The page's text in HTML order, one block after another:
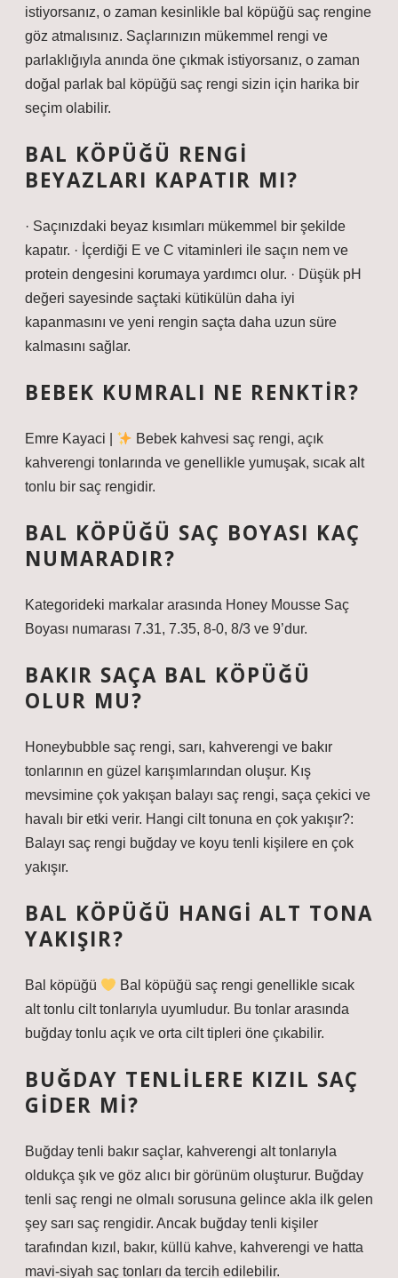
istiyorsanız, o zaman kesinlikle bal köpüğü saç rengine
göz atmalısınız. Saçlarınızın mükemmel rengi ve
parlaklığıyla anında öne çıkmak istiyorsanız, o zaman
doğal parlak bal köpüğü saç rengi sizin için harika bir
seçim olabilir.
BAL KÖPÜĞÜ RENGI
BEYAZLARI KAPATIR MI?
· Saçınızdaki beyaz kısımları mükemmel bir şekilde
kapatır. · İçerdiği E ve C vitaminleri ile saçın nem ve
protein dengesini korumaya yardımcı olur. · Düşük pH
değeri sayesinde saçtaki kütikülün daha iyi
kapanmasını ve yeni rengin saçta daha uzun süre
kalmasını sağlar.
BEBEK KUMRALI NE RENKTIR?
Emre Kayaci |
Bebek kahvesi saç rengi, açık
kahverengi tonlarında ve genellikle yumuşak, sıcak alt
tonlu bir saç rengidir.
BAL KÖPÜĞÜ SAÇ BOYASI KAÇ
NUMARADIR?
Kategorideki markalar arasında Honey Mousse Saç
Boyası numarası 7.31, 7.35, 8-0, 8/3 ve 9’dur.
BAKIR SAÇA BAL KÖPÜĞÜ
OLUR MU?
Honeybubble saç rengi, sarı, kahverengi ve bakır
tonlarının en güzel karışımlarından oluşur. Kış
mevsimine çok yakışan balayı saç rengi, saça çekici ve
havalı bir etki verir. Hangi cilt tonuna en çok yakışır?:
Balayı saç rengi buğday ve koyu tenli kişilere en çok
yakışır.
BAL KÖPÜĞÜ HANGI ALT TONA
YAKIŞIR?
Bal köpüğü
Bal köpüğü saç rengi genellikle sıcak
alt tonlu cilt tonlarıyla uyumludur. Bu tonlar arasında
buğday tonlu açık ve orta cilt tipleri öne çıkabilir.
BUĞDAY TENLILERE KIZIL SAÇ
GIDER MI?
Buğday tenli bakır saçlar, kahverengi alt tonlarıyla
oldukça şık ve göz alıcı bir görünüm oluşturur. Buğday
tenli saç rengi ne olmalı sorusuna gelince akla ilk gelen
şey sarı saç rengidir. Ancak buğday tenli kişiler
tarafından kızıl, bakır, küllü kahve, kahverengi ve hatta
mavi-siyah saç tonları da tercih edilebilir.